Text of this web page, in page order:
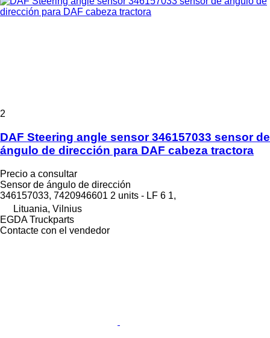
2
DAF Steering angle sensor 346157033 sensor de
ángulo de dirección para DAF cabeza tractora
Precio a consultar
Sensor de ángulo de dirección
346157033, 7420946601 2 units - LF 6 1,
Lituania, Vilnius
EGDA Truckparts
Contacte con el vendedor